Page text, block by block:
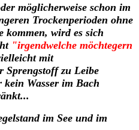
möglicherweise schon im
Trockenperioden ohne
kommen, wird es sich
"irgendwelche möchtegern
mit
Sprengstoff zu Leibe
Wasser im Bach
im See und im